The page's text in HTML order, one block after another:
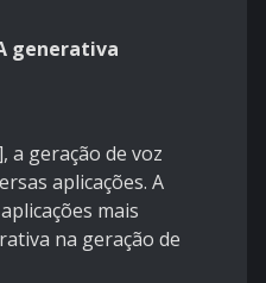
generativa
a geração de voz
aplicações. A
mais
na geração de